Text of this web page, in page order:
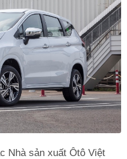
Nhà sản xuất Ôtô Việt